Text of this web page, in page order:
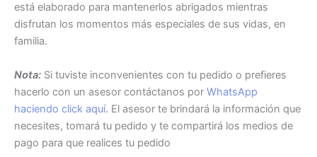
está elaborado para mantenerlos abrigados mientras
disfrutan los momentos más especiales de sus vidas, en
familia.
Nota: Si tuviste inconvenientes con tu pedido o prefieres
hacerlo con un asesor contáctanos por WhatsApp
haciendo click aquí. El asesor te brindará la información que
necesites, tomará tu pedido y te compartirá los medios de
pago para que realices tu pedido